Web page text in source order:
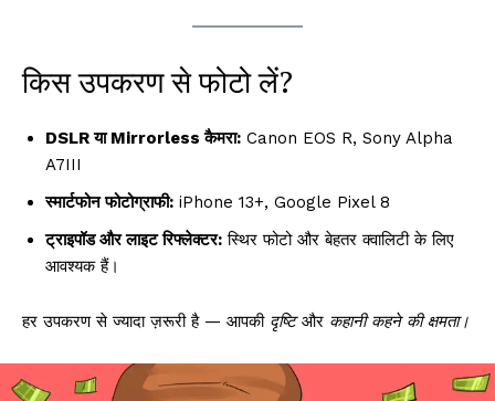
किस उपकरण से फोटो लें?
DSLR या Mirrorless कैमरा: Canon EOS R, Sony Alpha
A7III
स्मार्टफोन फोटोग्राफी: iPhone 13+, Google Pixel 8
ट्राइपॉड और लाइट रिफ्लेक्टर: स्थिर फोटो और बेहतर क्वालिटी के लिए
आवश्यक हैं।
हर उपकरण से ज्यादा ज़रूरी है — आपकी दृष्टिऔर कहानी कहने की क्षमता।